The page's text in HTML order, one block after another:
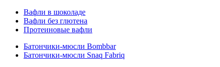
Вафли в шоколаде
Вафли без глютена
Протеиновые вафли
Батончики-мюсли Bombbar
Батончики-мюсли Snaq Fabriq